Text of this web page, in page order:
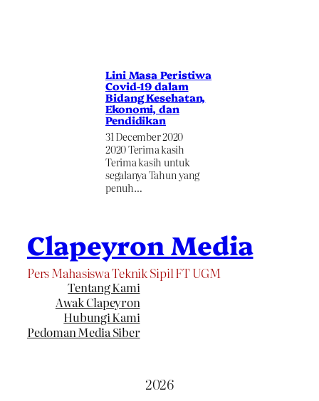
Lini Masa Peristiwa
Covid-19 dalam
Bidang Kesehatan,
Ekonomi, dan
Pendidikan
31 December 2020
2020 Terima kasih
Terima kasih untuk
segalanya Tahun yang
penuh…
Clapeyron Media
Pers Mahasiswa Teknik Sipil FT UGM
Tentang Kami
Awak Clapeyron
Hubungi Kami
Pedoman Media Siber
2026